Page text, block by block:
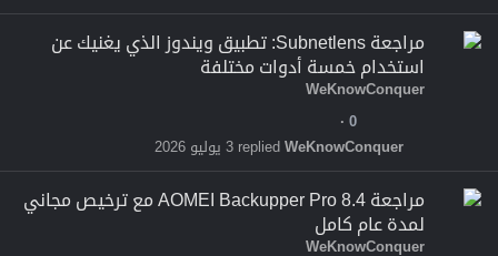
مراجعة Subnetlens: تطبيق ويندوز الذي يغنيك عن
استخدام خمسة أدوات مختلفة
WeKnowConquer
0
3 يوليو 2026
WeKnowConquer
مراجعة AOMEI Backupper Pro 8.4 مع ترخيص مجاني
لمدة عام كامل
WeKnowConquer